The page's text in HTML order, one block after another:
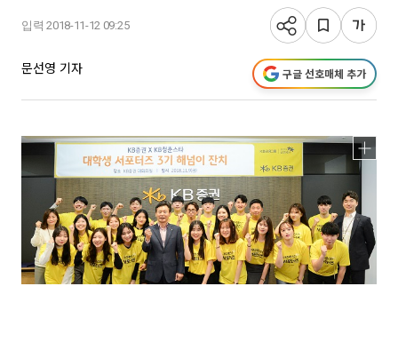
입력 2018-11-12 09:25
문선영 기자 구글 선호매체 추가